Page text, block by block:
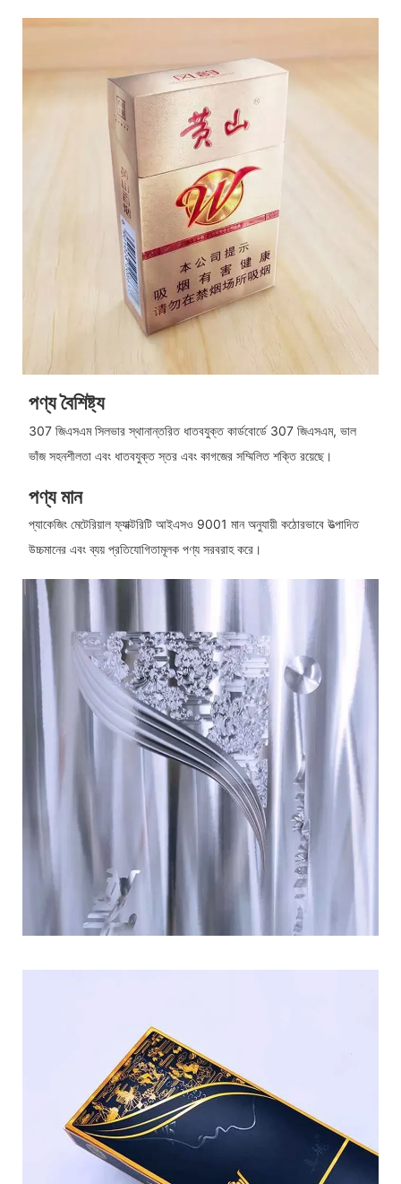
পণ্য বৈশিষ্ট্য
307 জিএসএম সিলভার স্থানান্তরিত ধাতবযুক্ত কার্ডবোর্ডে 307 জিএসএম, ভাল
ভাঁজ সহনশীলতা এবং ধাতবযুক্ত স্তর এবং কাগজের সম্মিলিত শক্তি রয়েছে।
পণ্য মান
প্যাকেজিং মেটেরিয়াল ফ্যাক্টরিটি আইএসও 9001 মান অনুযায়ী কঠোরভাবে উত্পাদিত
উচ্চমানের এবং ব্যয় প্রতিযোগিতামূলক পণ্য সরবরাহ করে।